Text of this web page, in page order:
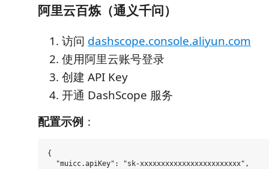
阿里云百炼（通义千问）
访问 dashscope.console.aliyun.com
使用阿里云账号登录
创建 API Key
开通 DashScope 服务
配置示例 ：
{
  "muicc.apiKey": "sk-xxxxxxxxxxxxxxxxxxxxxxxx",